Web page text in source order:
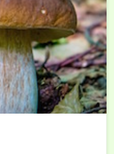
1/2 fenouil frais 3 cl huile
de volaille 1 brindille […]